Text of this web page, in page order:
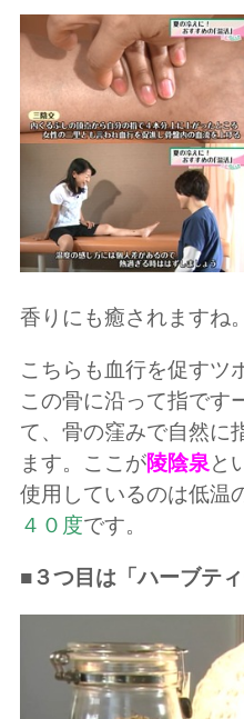
香りにも癒されますね。
こちらも血行を促すツ
この骨に沿って指です
て、骨の窪みで自然に
ます。ここが陵陰泉と
使用しているのは低温
４０度です。
■３つ目は「ハーブティ